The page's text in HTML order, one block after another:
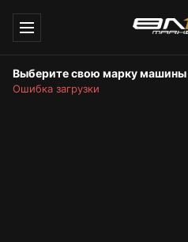
Выберите свою марку машины
Ошибка загрузки